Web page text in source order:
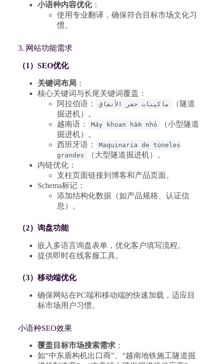
小语种内容优化：
使用专业翻译，确保符合目标市场文化习
惯。
3. 网站功能需求
（1）SEO优化
关键词布局：
核心关键词与长尾关键词覆盖：
阿拉伯语：
ماكينات حفر الأنفاق
（隧道
掘进机）。
越南语：
Máy khoan hầm nhỏ
（小型隧道
掘进机）。
西班牙语：
Maquinaria de túneles
grandes
（大型隧道掘进机）。
内链优化：
支柱页面链接到博客和产品页面。
Schema标记：
添加结构化数据（如产品规格、认证信
息）。
（2）询盘功能
嵌入多语言询盘表单，优化客户填写流程。
提供即时在线客服工具。
（3）移动端优化
确保网站在PC端和移动端的快速加载，适应目
标市场用户习惯。
小语种SEO效果
覆盖目标市场搜索需求：
如“中东盾构机出口商”、“越南地铁施工隧道掘